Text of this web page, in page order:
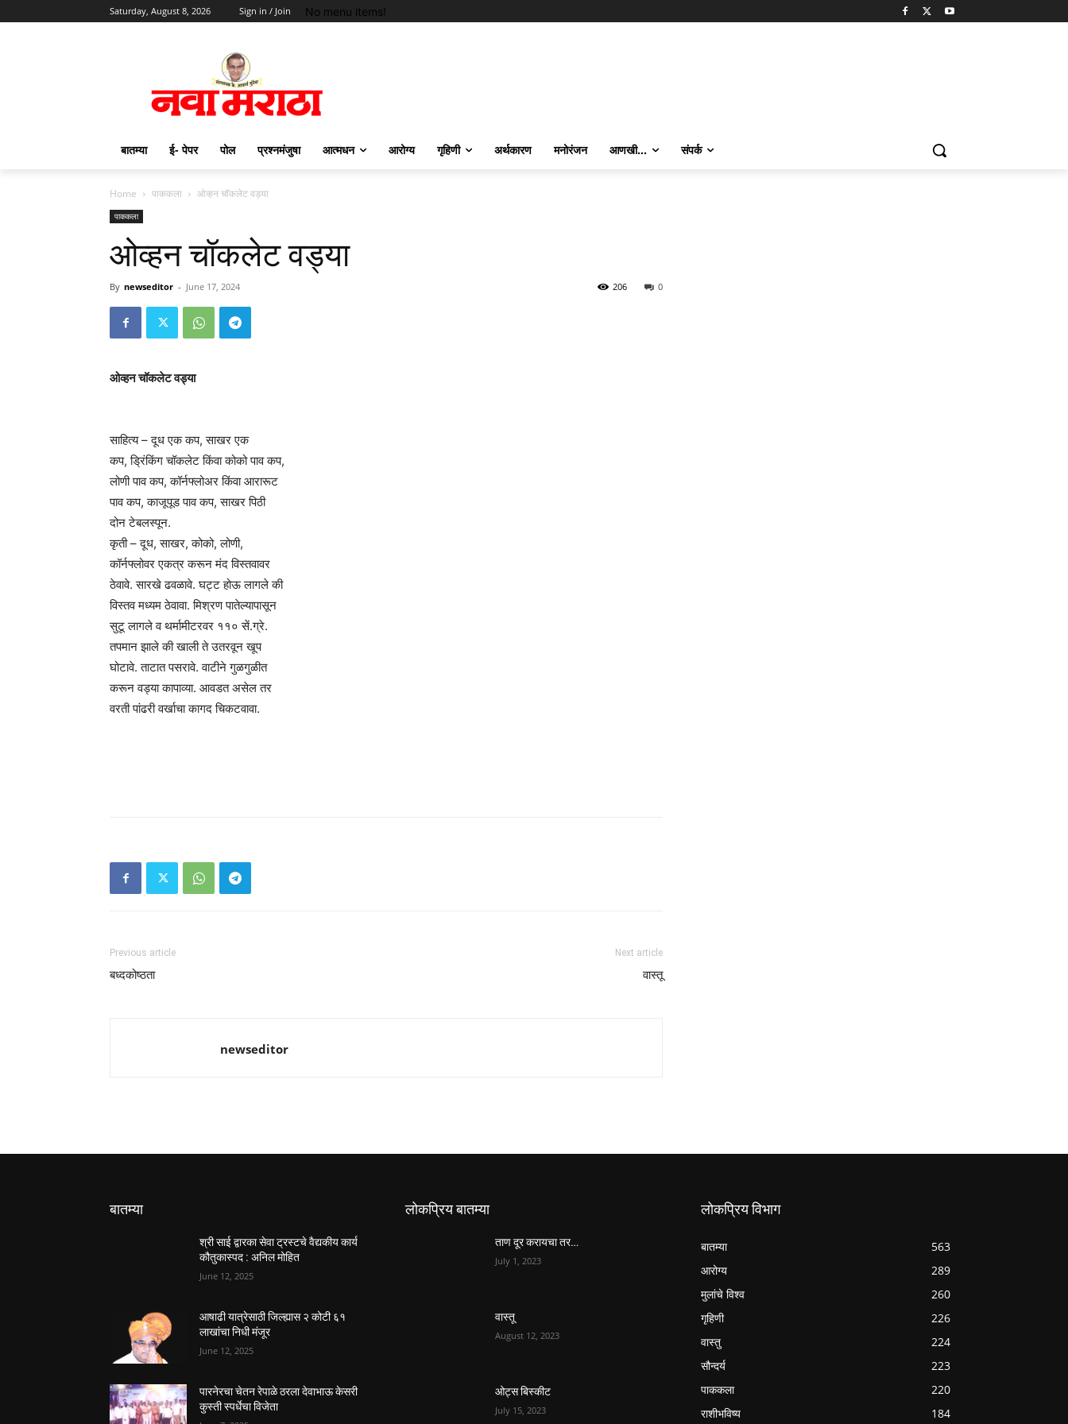
Saturday, August 8, 2026 Sign in / Join No menu items!
बातम्या ई- पेपर पोल प्रश्नमंजुषा आत्मधन आरोग्य गृहिणी अर्थकारण मनोरंजन आणखी… संपर्क
Home पाककला ओव्हन चॉकलेट वड्या
पाककला
ओव्हन चॉकलेट वड्या
By newseditor - June 17, 2024 0
206
ओव्हन चॉकलेट वड्या
साहित्य – दूध एक कप, साखर एक
कप, ड्रिंकिंग चॉकलेट किंवा कोको पाव कप,
लोणी पाव कप, कॉर्नफ्लोअर किंवा आरारूट
पाव कप, काजूपूड पाव कप, साखर पिठी
दोन टेबलस्पून.
कृती – दूध, साखर, कोको, लोणी,
कॉर्नफ्लोवर एकत्र करून मंद विस्तवावर
ठेवावे. सारखे ढवळावे. घट्ट होऊ लागले की
विस्तव मध्यम ठेवावा. मिश्रण पातेल्यापासून
सुटू लागले व थर्मामीटरवर ११० सें.ग्रे.
तपमान झाले की खाली ते उतरवून खूप
घोटावे. ताटात पसरावे. वाटीने गुळगुळीत
करून वड्या कापाव्या. आवडत असेल तर
वरती पांढरी वर्खाचा कागद चिकटवावा.
Previous article
बध्दकोष्ठता
Next article
वास्तू
newseditor
बातम्या
श्री साई द्वारका सेवा ट्रस्टचे वैद्यकीय कार्य
कौतुकास्पद : अनिल मोहित
June 12, 2025
आषाढी यात्रेसाठी जिल्ह्यास २ कोटी ६१
लाखांचा निधी मंजूर
June 12, 2025
पारनेरचा चेतन रेपाळे ठरला देवाभाऊ केसरी
कुस्ती स्पर्धेचा विजेता
लोकप्रिय बातम्या
ताण दूर करायचा तर…
July 1, 2023
वास्तू
August 12, 2023
ओट्स बिस्कीट
July 15, 2023
लोकप्रिय विभाग
बातम्या
563
आरोग्य
289
मुलांचे विश्व
260
गृहिणी
226
वास्तु
224
सौन्दर्य
223
पाककला
220
राशीभविष्य
184